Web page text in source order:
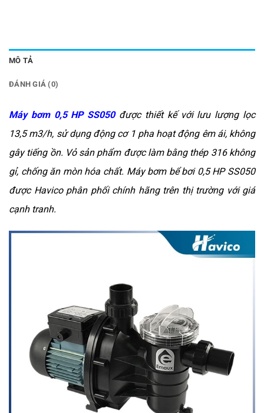
MÔ TẢ
ĐÁNH GIÁ (0)
Máy bơm 0,5 HP SS050được thiết kế với lưu lượng lọc
13,5 m3/h, sử dụng động cơ 1 pha hoạt động êm ái, không
gây tiếng ồn. Vỏ sản phẩm được làm bằng thép 316 không
gỉ, chống ăn mòn hóa chất. Máy bơm bể bơi 0,5 HP SS050
được Havico phân phối chính hãng trên thị trường với giá
cạnh tranh.